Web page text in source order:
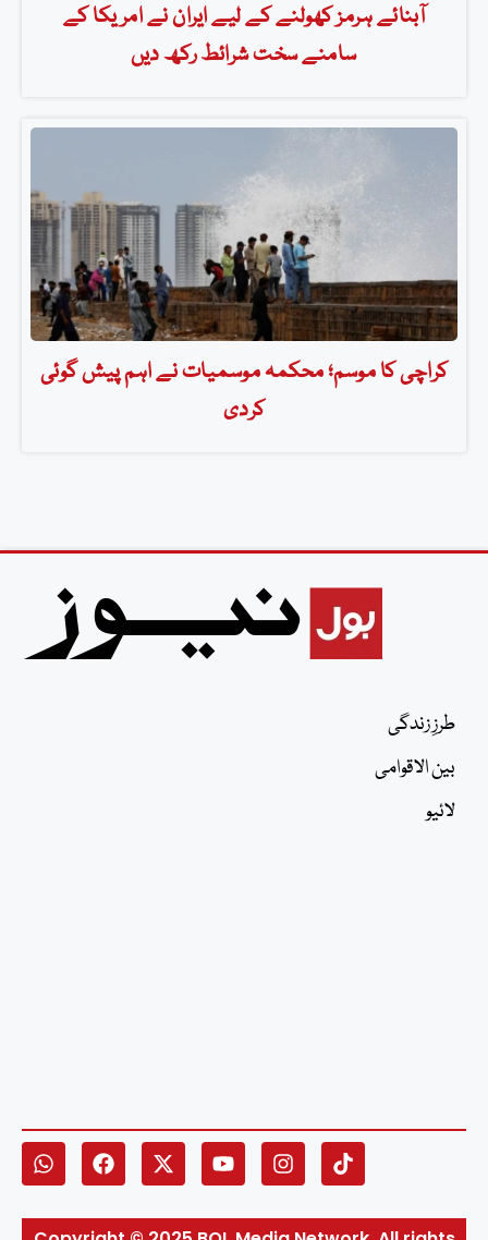
آبنائے ہرمز کھولنے کے لیے ایران نے امریکا کے
سامنے سخت شرائط رکھ دیں
کراچی کا موسم؛ محکمہ موسمیات نے اہم پیش گوئی
کردی
طرزِ زندگی
بین الاقوامی
لائیو